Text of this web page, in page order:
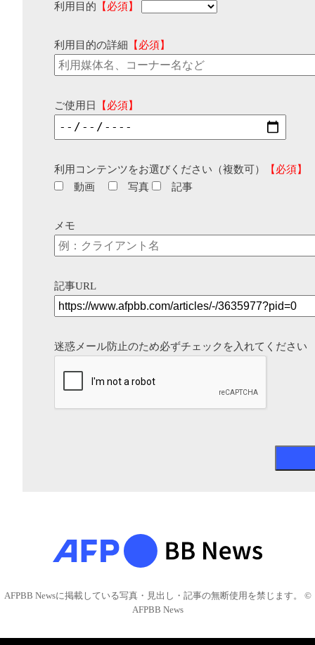
利用目的 【必須】
利用目的の詳細 【必須】
ご使用日 【必須】
利用コンテンツをお選びください（複数可）
【必須】
動画
写真 記事
メモ
記事URL
迷惑メール防止のため必ずチェックを入れてください
AFPBB Newsに掲載している写真・見出し・記事の無断使用を禁じます。 ©
AFPBB News